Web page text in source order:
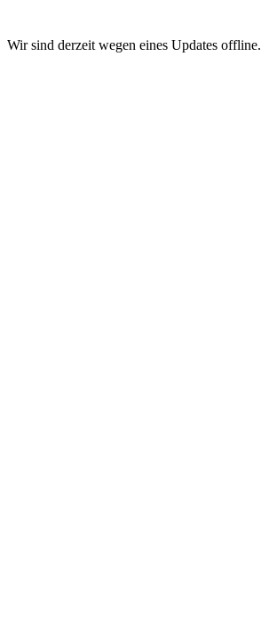
Wir sind derzeit wegen eines Updates offline.